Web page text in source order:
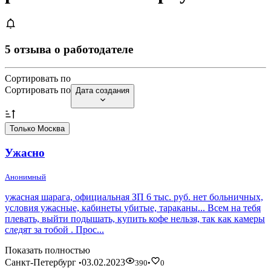
5 отзыва о работодателе
Сортировать по
Сортировать по Дата создания
Только Москва
Ужасно
Анонимный
ужасная шарага, официальная ЗП 6 тыс. руб. нет больничных,
условия ужасные, кабинеты убитые, тараканы... Всем на тебя
плевать, выйти подышать, купить кофе нельзя, так как камеры
следят за тобой . Прос...
Показать полностью
Санкт-Петербург •03.02.2023 390• 0